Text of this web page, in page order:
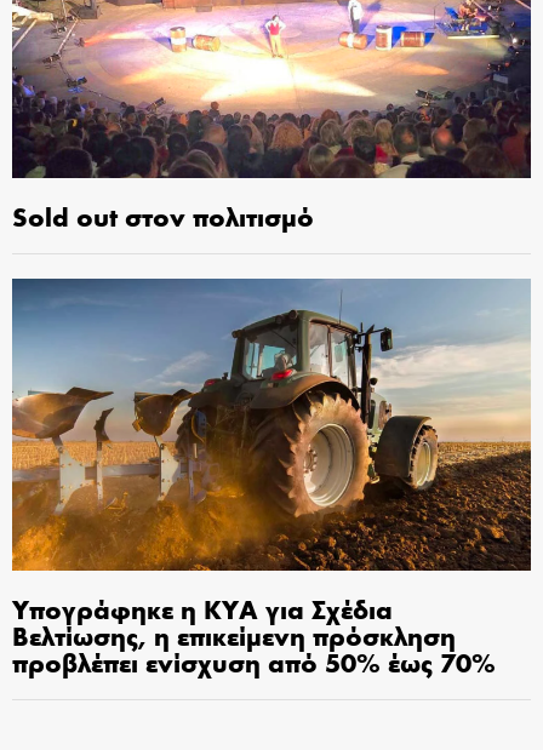
Sold out στον πολιτισμό
Υπογράφηκε η ΚΥΑ για Σχέδια
Βελτίωσης, η επικείμενη πρόσκληση
προβλέπει ενίσχυση από 50% έως 70%